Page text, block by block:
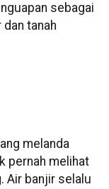
sebagai
tanah
melanda
pernah melihat
Air banjir selalu